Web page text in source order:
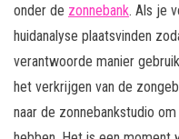
onder de zonnebank. Als je
huidanalyse plaatsvinden
verantwoorde manier
het verkrijgen van de
naar de zonnebankstudio